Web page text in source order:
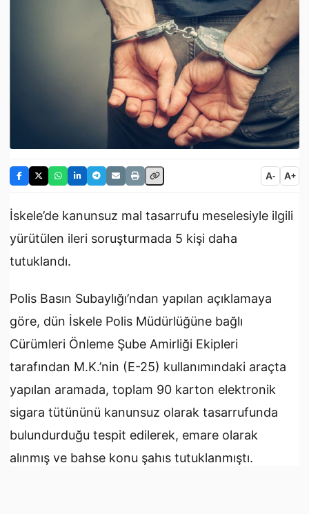
A- A+
İskele’de kanunsuz mal tasarrufu meselesiyle ilgili
yürütülen ileri soruşturmada 5 kişi daha
tutuklandı.
Polis Basın Subaylığı’ndan yapılan açıklamaya
göre, dün İskele Polis Müdürlüğüne bağlı
Cürümleri Önleme Şube Amirliği Ekipleri
tarafından M.K.’nin (E-25) kullanımındaki araçta
yapılan aramada, toplam 90 karton elektronik
sigara tütününü kanunsuz olarak tasarrufunda
bulundurduğu tespit edilerek, emare olarak
alınmış ve bahse konu şahıs tutuklanmıştı.